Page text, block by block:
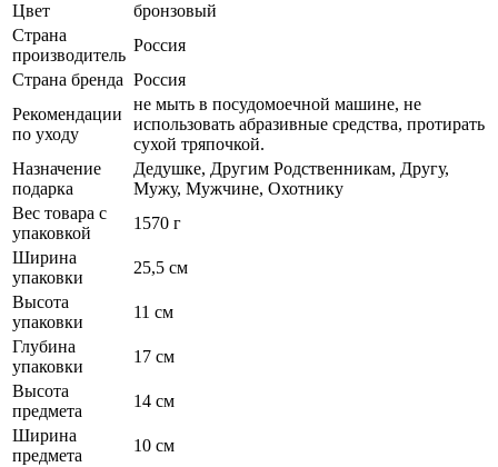
Цвет
бронзовый
Страна
производитель
Россия
Страна бренда Россия
Рекомендации
по уходу
не мыть в посудомоечной машине, не
использовать абразивные средства, протирать
сухой тряпочкой.
Назначение
подарка
Дедушке, Другим Родственникам, Другу,
Мужу, Мужчине, Охотнику
Вес товара с
упаковкой
1570 г
Ширина
упаковки
25,5 см
Высота
упаковки
11 см
Глубина
упаковки
17 см
Высота
предмета
14 см
Ширина
предмета
10 см